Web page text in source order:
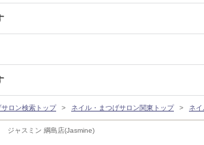
ジャスミン 綱島店(Jasmine)
ロン検索トップ ネイル・まつげサロン関東トップ ネ